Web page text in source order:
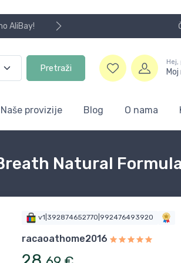
AliBay!
Pretraži
Hej,
Naše provizije Blog O nama
Natural Formula
v1|392874652770|992476493920
racaoathome2016